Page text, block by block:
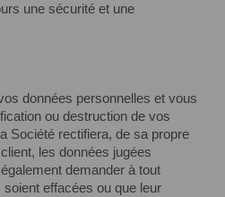
une sécurité et une
données personnelles et vous
ou destruction de vos
Société rectifiera, de sa propre
les données jugées
demander à tout
effacées ou que leur